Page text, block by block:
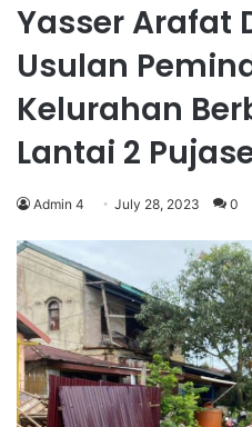
Yasser Arafat
Usulan
Kelurahan
Lantai 2
Admin 4 July 28, 2023 0